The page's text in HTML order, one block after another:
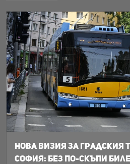
Нова визия за градския
София: Без по-скъпи